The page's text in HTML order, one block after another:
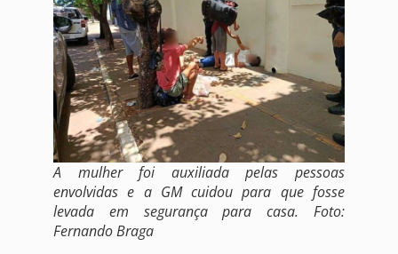
A mulher foi auxiliada pelas pessoas
envolvidas e a GM cuidou para que fosse
levada em segurança para casa. Foto:
Fernando Braga